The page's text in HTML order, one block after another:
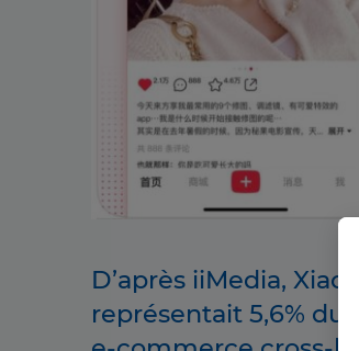
D’après iiMedia,
représentait 5,6% du